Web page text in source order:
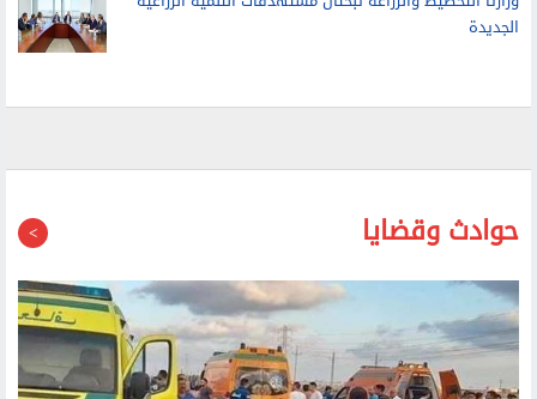
وزارتا التخطيط والزراعة تبحثان مستهدفات التنمية الزراعية
الجديدة
حوادث وقضايا